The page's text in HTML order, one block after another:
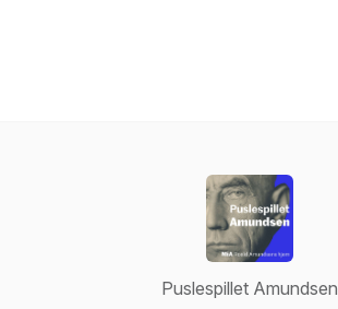
Puslespillet Amundsen